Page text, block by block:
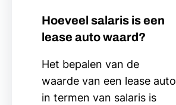
Hoeveel salaris is een
lease auto waard?
Het bepalen van de
waarde van een lease auto
in termen van salaris is